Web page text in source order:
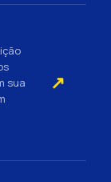
sua
↗